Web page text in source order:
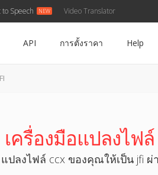
to Speech Video Translator
API การตั้งราคา Help
เครื่องมือแปลงไฟล์
แปลงไฟล์ ccx ของคุณให้เป็น jfi